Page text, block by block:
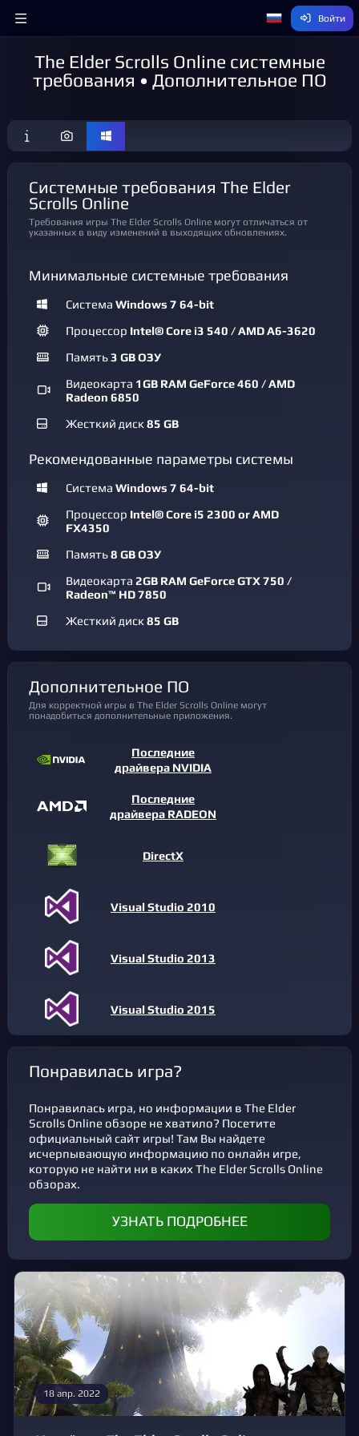
Войти
The Elder Scrolls Online системные
требования • Дополнительное ПО
Системные требования The Elder
Scrolls Online
Требования игры The Elder Scrolls Online могут отличаться от
указанных в виду изменений в выходящих обновлениях.
Минимальные системные требования
Система Windows 7 64-bit
Процессор Intel® Core i3 540 / AMD A6-3620
Память3 GB ОЗУ
Видеокарта 1GB RAM GeForce 460 / AMD
Radeon 6850
Жесткий диск85 GB
Рекомендованные параметры системы
Система Windows 7 64-bit
Процессор Intel® Core i5 2300 or AMD
FX4350
Память8 GB ОЗУ
Видеокарта 2GB RAM GeForce GTX 750 /
Radeon™ HD 7850
Жесткий диск85 GB
Дополнительное ПО
Для корректной игры в The Elder Scrolls Online могут
понадобиться дополнительные приложения.
Последние
драйвера NVIDIA
Последние
драйвера RADEON
DirectX
Visual Studio 2010
Visual Studio 2013
Visual Studio 2015
Понравилась игра?
Понравилась игра, но информации в The Elder
Scrolls Online обзоре не хватило? Посетите
официальный сайт игры! Там Вы найдете
исчерпывающую информацию по онлайн игре,
которую не найти ни в каких The Elder Scrolls Online
обзорах.
УЗНАТЬ ПОДРОБНЕЕ
18 апр. 2022